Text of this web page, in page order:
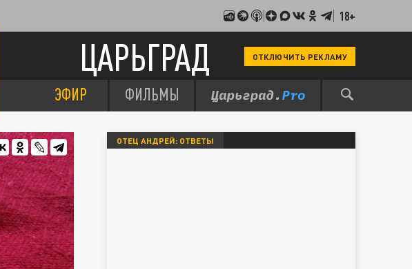
18+
ЦАРЬГРАД ОТКЛЮЧИТЬ РЕКЛАМУ
ЭФИР ФИЛЬМЫ
ОТЕЦ АНДРЕЙ: ОТВЕТЫ